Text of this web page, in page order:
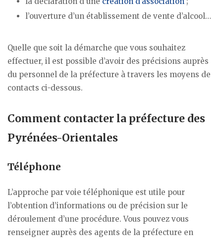
l’ouverture d’un établissement de vente d’alcool…
Quelle que soit la démarche que vous souhaitez
effectuer, il est possible d’avoir des précisions auprès
du personnel de la préfecture à travers les moyens de
contacts ci-dessous.
Comment contacter la préfecture des
Pyrénées-Orientales
Téléphone
L’approche par voie téléphonique est utile pour
l’obtention d’informations ou de précision sur le
déroulement d’une procédure. Vous pouvez vous
renseigner auprès des agents de la préfecture en